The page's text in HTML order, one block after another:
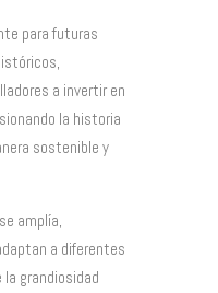
para futuras
a invertir en
la historia
sostenible y
amplía,
a diferentes
grandiosidad